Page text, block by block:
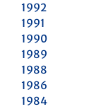
1992
1991
1990
1989
1988
1986
1984